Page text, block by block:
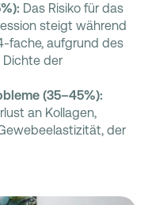
Das Risiko für das
steigt während
fache, aufgrund des
Dichte der
(35–45%):
an Kollagen,
der